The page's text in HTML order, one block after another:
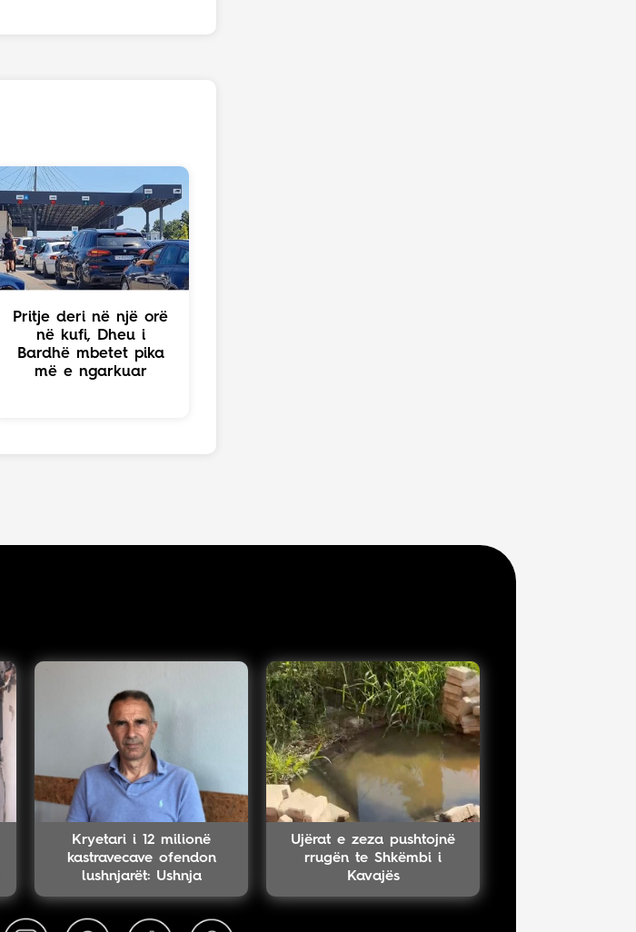
Pritje deri në një orë
në kufi, Dheu i
Bardhë mbetet pika
më e ngarkuar
Kryetari i 12 milionë
kastravecave ofendon
lushnjarët: Ushnja
Ujërat e zeza pushtojnë
rrugën te Shkëmbi i
Kavajës